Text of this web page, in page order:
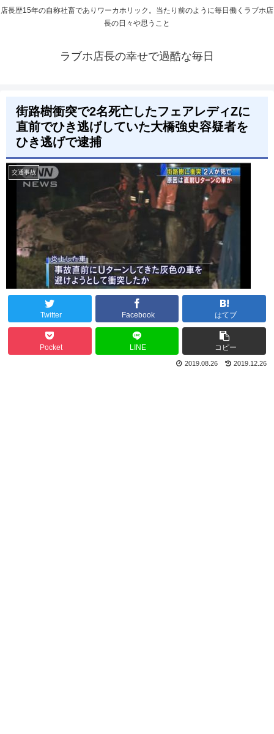
店長歴15年の自称社畜でありワーカホリック。当たり前のように毎日働くラブホ店
長の日々や思うこと
ラブホ店長の幸せで過酷な毎日
街路樹衝突で2名死亡したフェアレディZに
直前でひき逃げしていた大橋強史容疑者を
ひき逃げで逮捕
交通事故
Twitter Facebook はてブ
Pocket LINE コピー
2019.12.26
2019.08.26